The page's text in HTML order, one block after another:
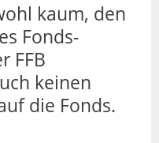
kaum, den
Fonds-
FFB
keinen
die Fonds.